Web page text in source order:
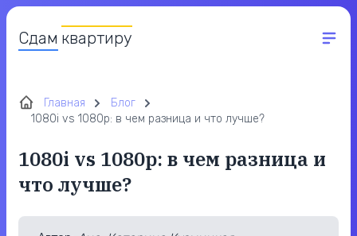
Сдам квартиру
Главная
Блог
1080i vs 1080p: в чем разница и что лучше?
1080i vs 1080p: в чем разница и
что лучше?